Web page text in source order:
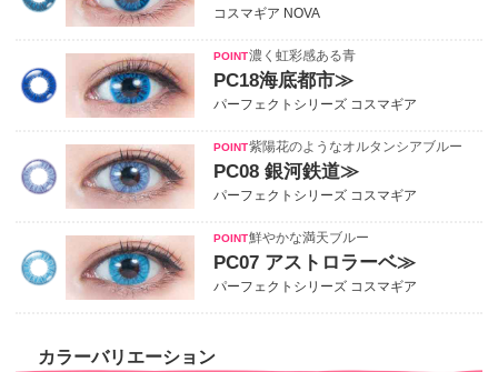
コスマギア NOVA
濃く虹彩感ある青
PC18海底都市≫
パーフェクトシリーズ コスマギア
紫陽花のようなオルタンシアブルー
PC08 銀河鉄道≫
パーフェクトシリーズ コスマギア
鮮やかな満天ブルー
PC07 アストロラーベ≫
パーフェクトシリーズ コスマギア
カラーバリエーション